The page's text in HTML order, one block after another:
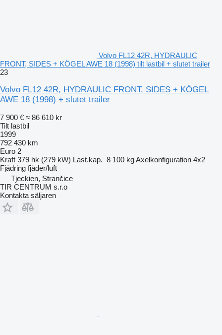
Volvo FL12 42R, HYDRAULIC
FRONT, SIDES + KÖGEL AWE 18 (1998) tilt lastbil + slutet trailer
23
Volvo FL12 42R, HYDRAULIC FRONT, SIDES + KÖGEL
AWE 18 (1998) + slutet trailer
7 900 € ≈ 86 610 kr
Tilt lastbil
1999
792 430 km
Euro 2
Kraft 379 hk (279 kW) Last.kap. 8 100 kgAxelkonfiguration 4x2
Fjädring fjäder/luft
Tjeckien, Strančice
TIR CENTRUM s.r.o
Kontakta säljaren